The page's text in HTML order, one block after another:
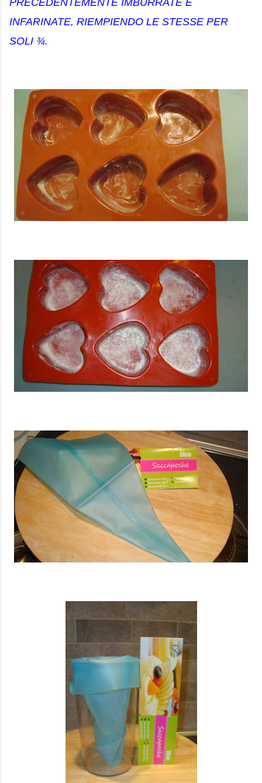
PRECEDENTEMENTE IMBURRATE E
INFARINATE, RIEMPIENDO LE STESSE PER
SOLI ¾.